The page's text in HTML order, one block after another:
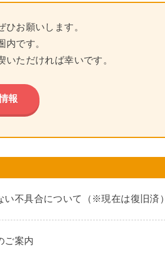
お願いします。
です。
ただければ幸いです。
報
い不具合について（※現在は復旧済）
ご案内